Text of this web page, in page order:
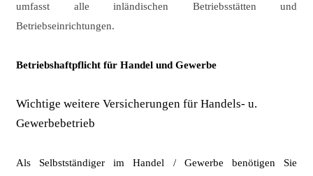
umfasst alle inländischen Betriebsstätten und
Betriebseinrichtungen.
Betriebshaftpflicht für Handel und Gewerbe
Wichtige weitere Versicherungen für Handels- u.
Gewerbebetrieb
Als Selbstständiger im Handel / Gewerbe benötigen Sie